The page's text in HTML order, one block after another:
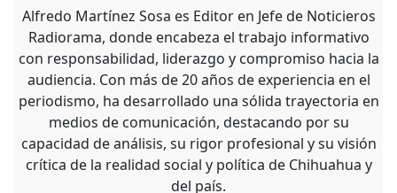
Alfredo Martínez Sosa es Editor en Jefe de Noticieros
Radiorama, donde encabeza el trabajo informativo
con responsabilidad, liderazgo y compromiso hacia la
audiencia. Con más de 20 años de experiencia en el
periodismo, ha desarrollado una sólida trayectoria en
medios de comunicación, destacando por su
capacidad de análisis, su rigor profesional y su visión
crítica de la realidad social y política de Chihuahua y
del país.